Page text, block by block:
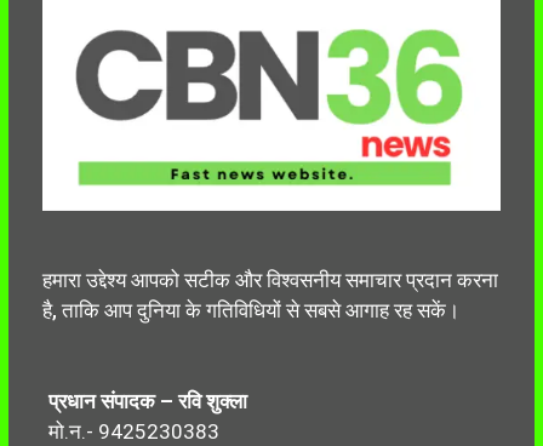
हमारा उद्देश्य आपको सटीक और विश्वसनीय समाचार प्रदान करना
है, ताकि आप दुनिया के गतिविधियों से सबसे आगाह रह सकें।
प्रधान संपादक – रवि शुक्ला
मो.न.- 9425230383